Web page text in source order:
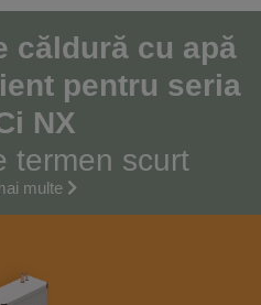
căldură cu apă
pentru seria
NX
termen scurt
multe